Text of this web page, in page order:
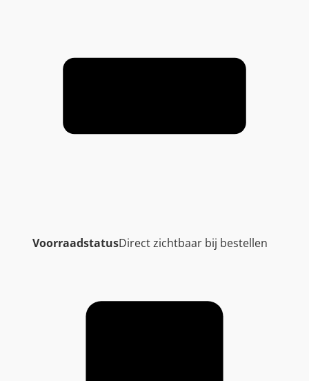
VoorraadstatusDirect zichtbaar bij bestellen